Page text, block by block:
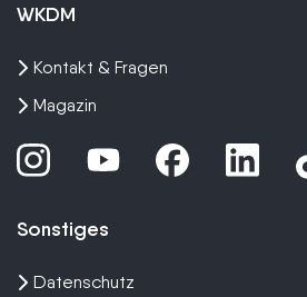
WKDM
Kontakt & Fragen
Magazin
Sonstiges
Datenschutz